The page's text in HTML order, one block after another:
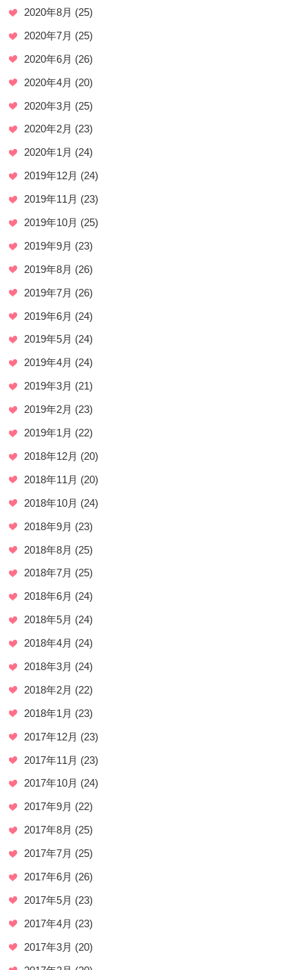
2020年8月 (25)
2020年7月 (25)
2020年6月 (26)
2020年4月 (20)
2020年3月 (25)
2020年2月 (23)
2020年1月 (24)
2019年12月 (24)
2019年11月 (23)
2019年10月 (25)
2019年9月 (23)
2019年8月 (26)
2019年7月 (26)
2019年6月 (24)
2019年5月 (24)
2019年4月 (24)
2019年3月 (21)
2019年2月 (23)
2019年1月 (22)
2018年12月 (20)
2018年11月 (20)
2018年10月 (24)
2018年9月 (23)
2018年8月 (25)
2018年7月 (25)
2018年6月 (24)
2018年5月 (24)
2018年4月 (24)
2018年3月 (24)
2018年2月 (22)
2018年1月 (23)
2017年12月 (23)
2017年11月 (23)
2017年10月 (24)
2017年9月 (22)
2017年8月 (25)
2017年7月 (25)
2017年6月 (26)
2017年5月 (23)
2017年4月 (23)
2017年3月 (20)